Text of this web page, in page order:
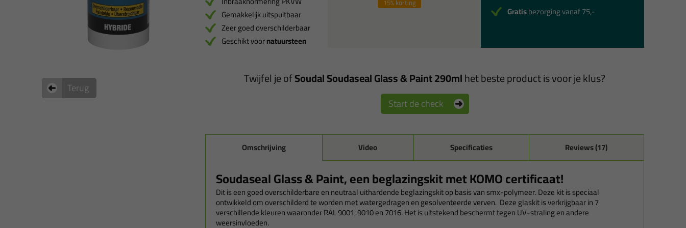
Gemakkelijk uitspuitbaar
Zeer goed overschilderbaar
Geschikt voornatuursteen
15%korting
Gratisbezorging vanaf 75,-
Twijfel je ofSoudal Soudaseal Glass & Paint 290mlhet beste product is voor je klus?
Start de check
Omschrijving Video Specificaties Reviews (17)
Soudaseal Glass & Paint, een beglazingskit met KOMO certificaat!
Dit is een goed overschilderbare en neutraal uithardende beglazingskit op basis van smx-polymeer. Deze kit is speciaal
ontwikkeld om overschilderd te worden met watergedragen en gesolventeerde verven. Deze glaskit is verkrijgbaar in 7
verschillende kleuren waaronder RAL 9001, 9010 en 7016. Het is uitstekend beschermt tegen UV-straling en andere
weersinvloeden.
Terug